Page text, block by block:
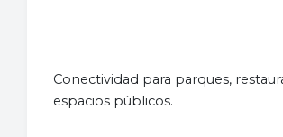
Conectividad para parques,
espacios públicos.